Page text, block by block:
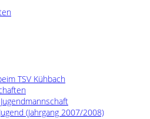
TSV Kühbach
(Jahrgang 2007/2008)